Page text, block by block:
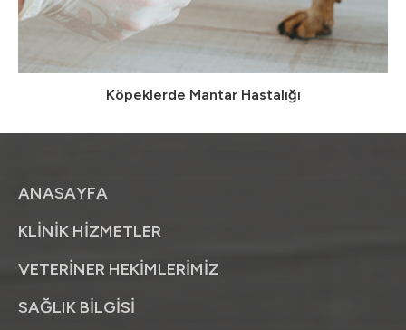
Köpeklerde Mantar Hastalığı
ANASAYFA
KLİNİK HİZMETLER
VETERİNER HEKİMLERİMİZ
SAĞLIK BİLGİSİ